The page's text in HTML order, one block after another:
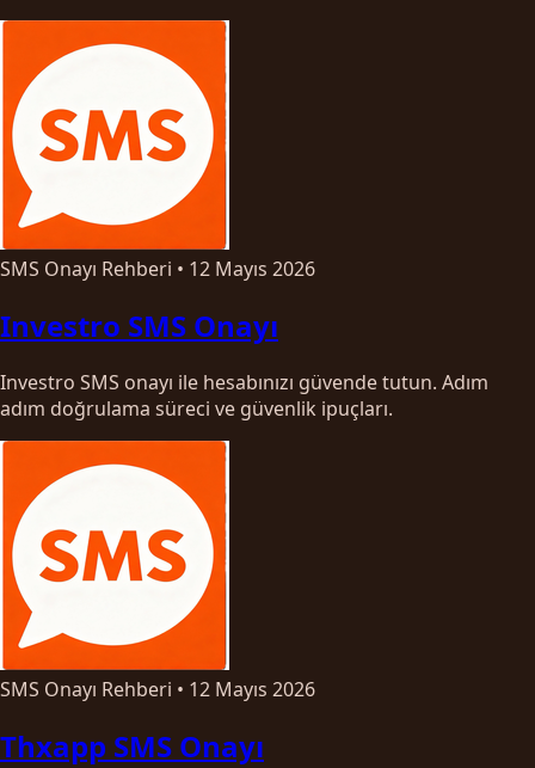
SMS Onayı Rehberi • 12 Mayıs 2026
Investro SMS Onayı
Investro SMS onayı ile hesabınızı güvende tutun. Adım
adım doğrulama süreci ve güvenlik ipuçları.
SMS Onayı Rehberi • 12 Mayıs 2026
Thxapp SMS Onayı